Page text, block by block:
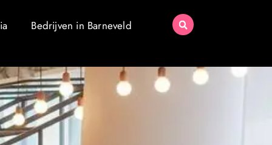
Bedrijven in Barneveld